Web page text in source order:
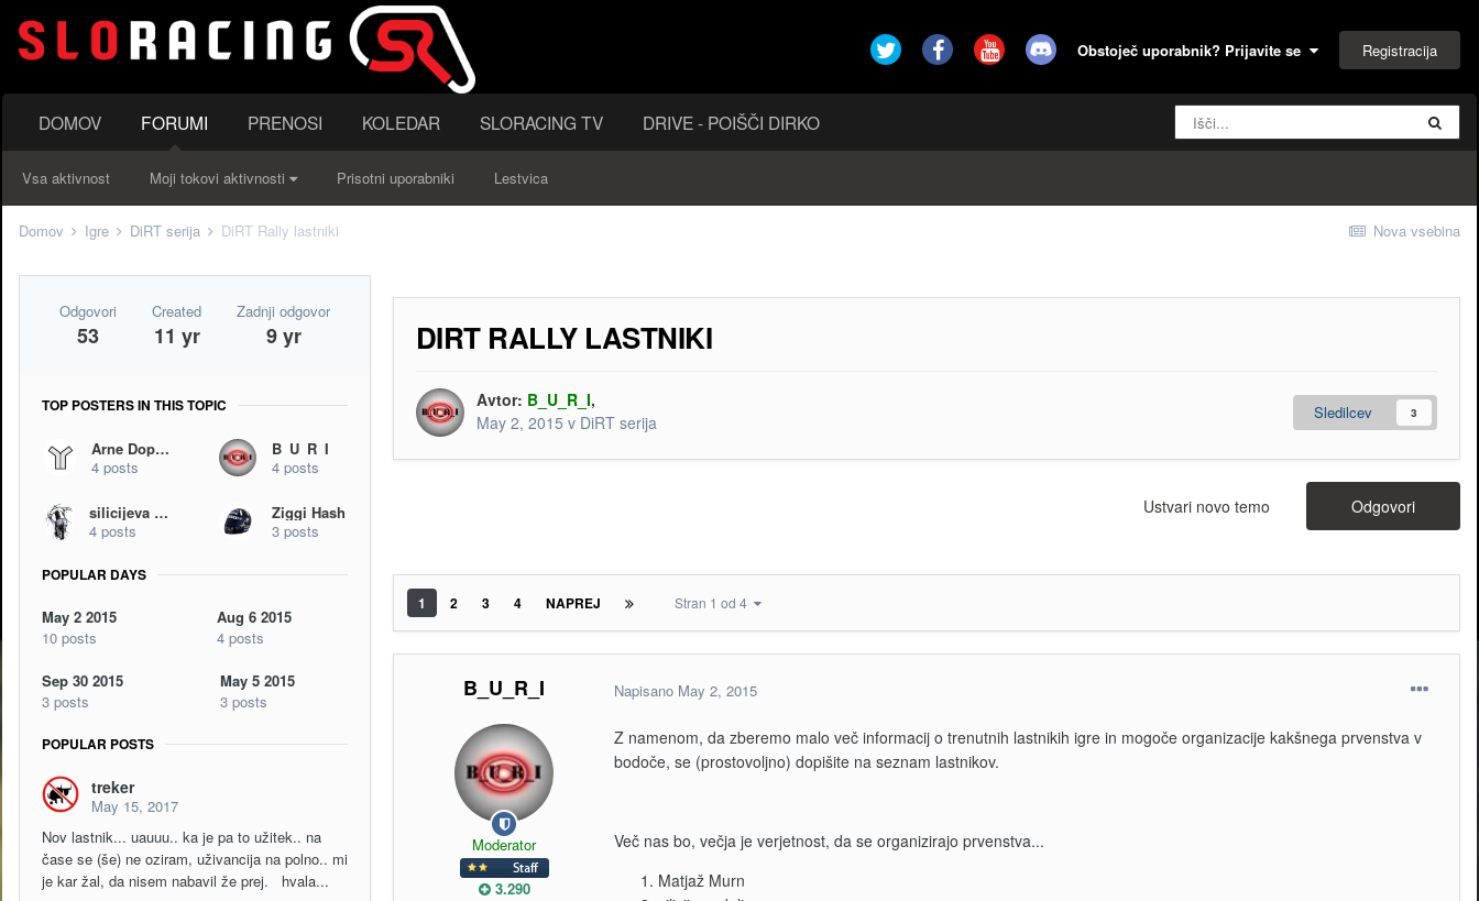
Obstoječ uporabnik? Prijavite se Registracija
DOMOV FORUMI
Vsa aktivnost Moji tokovi aktivnosti Prisotni uporabniki Lestvica
PRENOSI KOLEDAR SLORACING TV DRIVE - POIŠČI DIRKO
Nova vsebina
Domov Igre DiRT serija DiRT Rally lastniki
Odgovori
53
Created
11 yr
Zadnji odgovor
9 yr
TOP POSTERS IN THIS TOPIC
Arne Dopudja
4 posts
B_U_R_I
4 posts
silicijeva dolina
4 posts
Ziggi Hash
3 posts
POPULAR DAYS
May 2 2015
10 posts
Aug 6 2015
4 posts
Sep 30 2015
3 posts
May 5 2015
3 posts
POPULAR POSTS
treker
May 15, 2017
Nov lastnik... uauuu.. ka je pa to užitek.. na
čase se (še) ne oziram, uživancija na polno.. mi
je kar žal, da nisem nabavil že prej. hvala...
DIRT RALLY LASTNIKI
Avtor: B_U_R_I,
May 2, 2015 v DiRT serija Sledilcev 3
Odgovori
Ustvari novo temo
1 2 3 4 NAPREJ Stran 1 od 4
B_U_R_I
Moderator
3.290
Napisano May 2, 2015
Z namenom, da zberemo malo več informacij o trenutnih lastnikih igre in mogoče organizacije kakšnega prvenstva v
bodoče, se (prostovoljno) dopišite na seznam lastnikov.
Več nas bo, večja je verjetnost, da se organizirajo prvenstva...
Matjaž Murn